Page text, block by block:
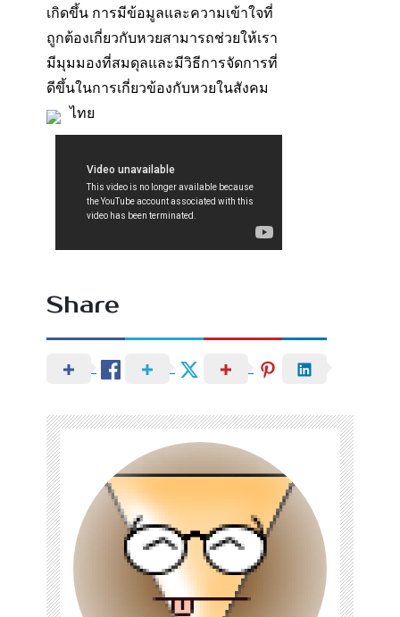
เกิดขึ้น การมีข้อมูลและความเข้าใจที่
ถูกต้องเกี่ยวกับหวยสามารถช่วยให้เรา
มีมุมมองที่สมดุลและมีวิธีการจัดการที่
ดีขึ้นในการเกี่ยวข้องกับหวยในสังคม
ไทย
Share